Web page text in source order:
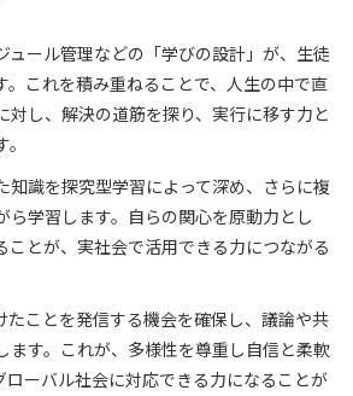
ュール管理などの「学びの設計」が、生徒
。これを積み重ねることで、人生の中で直
対し、解決の道筋を探り、実行に移す力と
知識を探究型学習によって深め、さらに複
ら学習します。自らの関心を原動力とし
ことが、実社会で活用できる力につながる
たことを発信する機会を確保し、議論や共
ます。これが、多様性を尊重し自信と柔軟
ローバル社会に対応できる力になることが